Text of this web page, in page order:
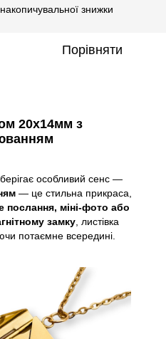
знижки
Порівняти
20х14мм з
особливий сенс —
— це стильна прикраса,
послання, міні-фото або
замку , листівка
потаємне всередині.